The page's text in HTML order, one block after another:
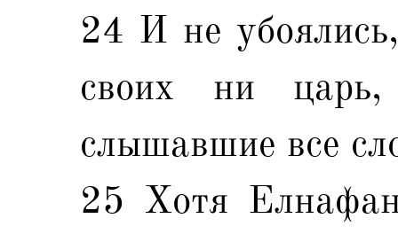
24 И не
своих ни
слышавшие все
25 Хотя